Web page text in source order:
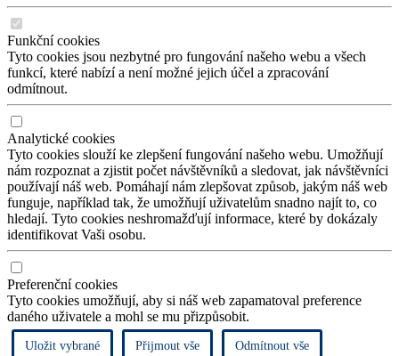
Funkční cookies
Tyto cookies jsou nezbytné pro fungování našeho webu a všech
funkcí, které nabízí a není možné jejich účel a zpracování
odmítnout.
Analytické cookies
Tyto cookies slouží ke zlepšení fungování našeho webu. Umožňují
nám rozpoznat a zjistit počet návštěvníků a sledovat, jak návštěvníci
používají náš web. Pomáhají nám zlepšovat způsob, jakým náš web
funguje, například tak, že umožňují uživatelům snadno najít to, co
hledají. Tyto cookies neshromažďují informace, které by dokázaly
identifikovat Vaši osobu.
Preferenční cookies
Tyto cookies umožňují, aby si náš web zapamatoval preference
daného uživatele a mohl se mu přizpůsobit.
Uložit vybrané Přijmout vše Odmítnout vše